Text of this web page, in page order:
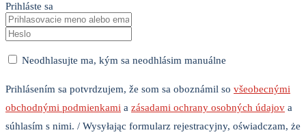
Prihláste sa
Neodhlasujte ma, kým sa neodhlásim manuálne
Prihlásením sa potvrdzujem, že som sa oboznámil so všeobecnými
obchodnými podmienkami a zásadami ochrany osobných údajov a
súhlasím s nimi. / Wysyłając formularz rejestracyjny, oświadczam, że